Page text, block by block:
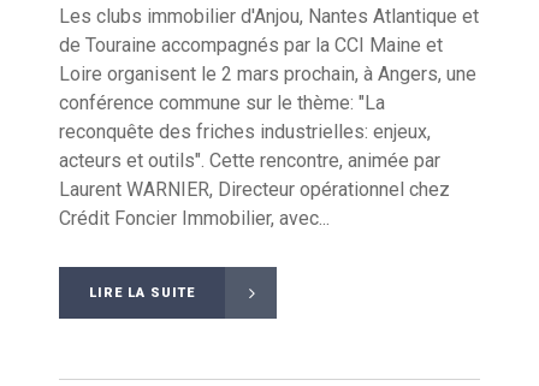
Les clubs immobilier d'Anjou, Nantes Atlantique et
de Touraine accompagnés par la CCI Maine et
Loire organisent le 2 mars prochain, à Angers, une
conférence commune sur le thème: "La
reconquête des friches industrielles: enjeux,
acteurs et outils". Cette rencontre, animée par
Laurent WARNIER, Directeur opérationnel chez
Crédit Foncier Immobilier, avec...
LIRE LA SUITE